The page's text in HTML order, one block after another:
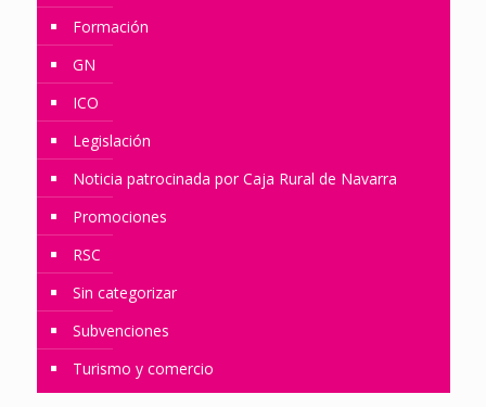
Formación
GN
ICO
Legislación
Noticia patrocinada por Caja Rural de Navarra
Promociones
RSC
Sin categorizar
Subvenciones
Turismo y comercio